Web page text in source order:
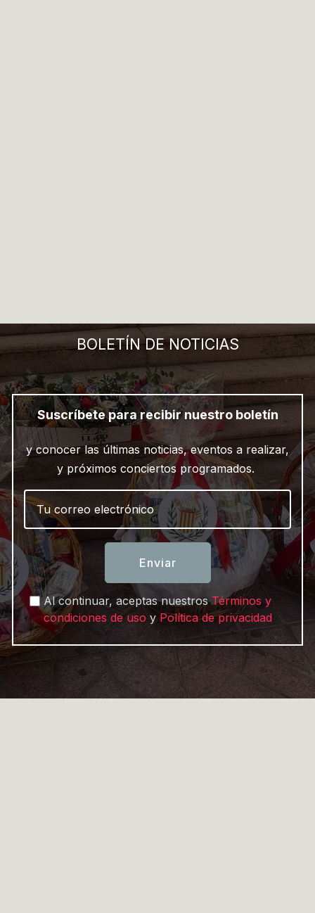
BOLETÍN DE NOTICIAS
Suscríbete para recibir nuestro boletín
y conocer las últimas noticias, eventos a realizar,
y próximos conciertos programados.
Enviar
Al continuar, aceptas nuestrosTérminos y
condiciones de usoy Política de privacidad